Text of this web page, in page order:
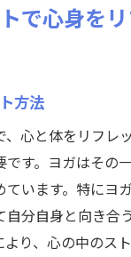
で心身を
方法
、心と体をリフレ
す。ヨガはその
ています。特にヨ
自分自身と向き合
より、心の中のス